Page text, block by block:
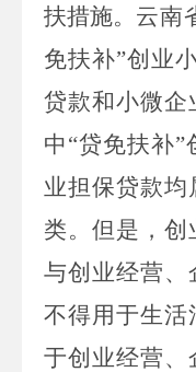
扶措施。 云南
免扶补”创业
贷款和小微企
中“贷免扶补”
业担保贷款均
类。 但是， 创
与创业经营、
不得用于生活
于创业经营、